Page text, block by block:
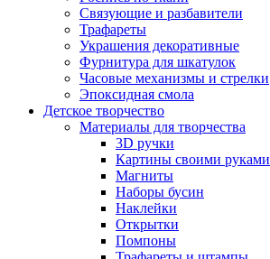
Связующие и разбавители
Трафареты
Украшения декоративные
Фурнитура для шкатулок
Часовые механизмы и стрелки
Эпоксидная смола
Детское творчество
Материалы для творчества
3D ручки
Картины своими руками
Магниты
Наборы бусин
Наклейки
Открытки
Помпоны